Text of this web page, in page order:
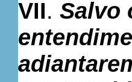
VII. Salvo